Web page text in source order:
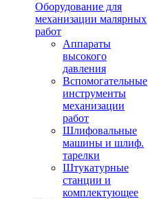
Оборудование для
механизации малярных
работ
Аппараты
высокого
давления
Вспомогательные
инструменты
механизации
работ
Шлифовальные
машины и шлиф.
тарелки
Штукатурные
станции и
комплектующее